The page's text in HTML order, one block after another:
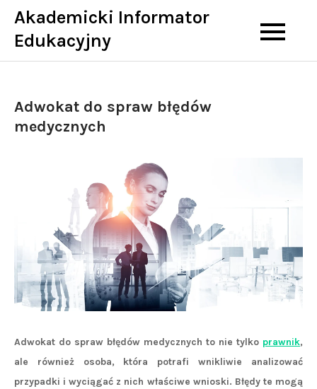
Skip
content
Akademicki Informator
Edukacyjny
Adwokat do spraw błędów
medycznych
Adwokat do spraw błędów medycznych to nie tylko prawnik,
ale również osoba, która potrafi wnikliwie analizować
przypadki i wyciągać z nich właściwe wnioski. Błędy te mogą